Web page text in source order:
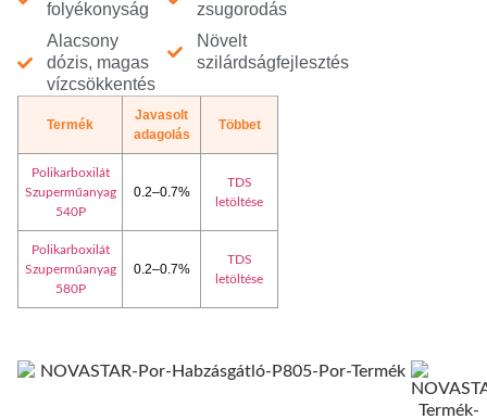
folyékonyság
Alacsony
dózis, magas
vízcsökkentés
zsugorodás
Növelt
szilárdságfejlesztés
Termék
Javasolt
adagolás
Többet
Polikarboxilát
Szuperműanyag
540P
0.2–0.7%
TDS
letöltése
Polikarboxilát
Szuperműanyag
580P
0.2–0.7%
TDS
letöltése